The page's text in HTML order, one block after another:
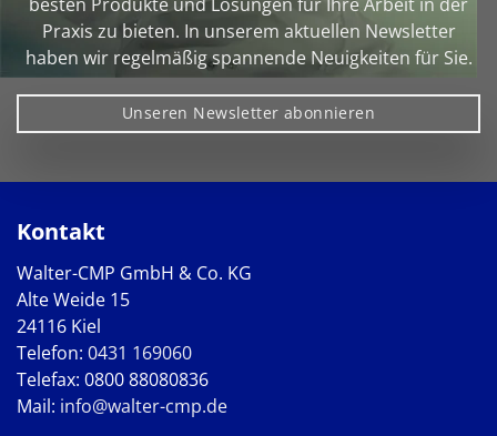
Praxis zu bieten. In unserem aktuellen Newsletter
haben wir regelmäßig spannende Neuigkeiten für Sie.
Unseren Newsletter abonnieren
Kontakt
Walter-CMP GmbH & Co. KG
Alte Weide 15
24116 Kiel
Telefon: 0431 169060
Telefax: 0800 88080836
Mail: info@walter-cmp.de